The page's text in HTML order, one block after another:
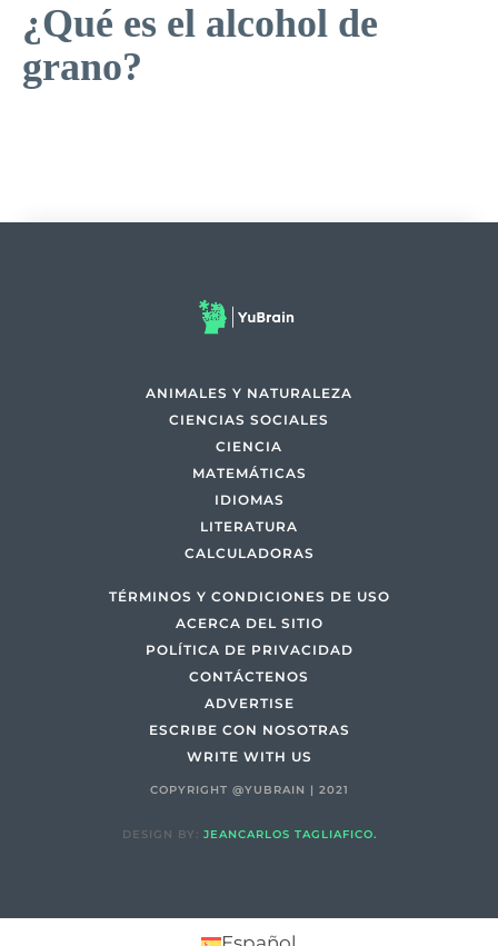
¿Qué es el alcohol de
grano?
ANIMALES Y NATURALEZA
CIENCIAS SOCIALES
CIENCIA
MATEMÁTICAS
IDIOMAS
LITERATURA
CALCULADORAS
TÉRMINOS Y CONDICIONES DE USO
ACERCA DEL SITIO
POLÍTICA DE PRIVACIDAD
CONTÁCTENOS
ADVERTISE
ESCRIBE CON NOSOTRAS
WRITE WITH US
COPYRIGHT @YUBRAIN | 2021
DESIGN BY: JEANCARLOS TAGLIAFICO.